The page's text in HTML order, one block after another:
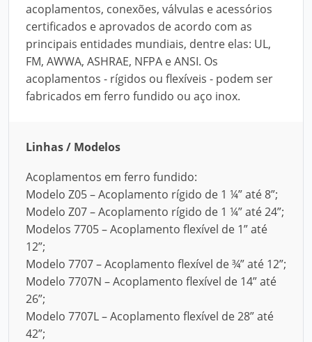
acoplamentos, conexões, válvulas e acessórios
certificados e aprovados de acordo com as
principais entidades mundiais, dentre elas: UL,
FM, AWWA, ASHRAE, NFPA e ANSI. Os
acoplamentos - rígidos ou flexíveis - podem ser
fabricados em ferro fundido ou aço inox.
Linhas / Modelos
Acoplamentos em ferro fundido:
Modelo Z05 – Acoplamento rígido de 1 ¼” até 8”;
Modelo Z07 – Acoplamento rígido de 1 ¼” até 24”;
Modelos 7705 – Acoplamento flexível de 1” até
12”;
Modelo 7707 – Acoplamento flexível de ¾” até 12”;
Modelo 7707N – Acoplamento flexível de 14” até
26”;
Modelo 7707L – Acoplamento flexível de 28” até
42”;